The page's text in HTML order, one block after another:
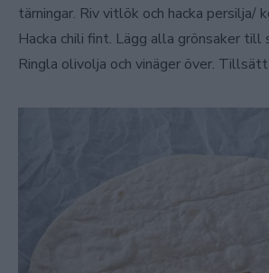
tärningar. Riv vitlök och hacka persilja/
Hacka chili fint. Lägg alla grönsaker till
Ringla olivolja och vinäger över.